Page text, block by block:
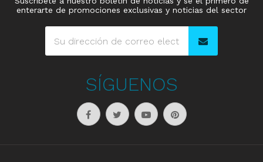
enterarte de promociones exclusivas y noticias del sector
SÍGUENOS